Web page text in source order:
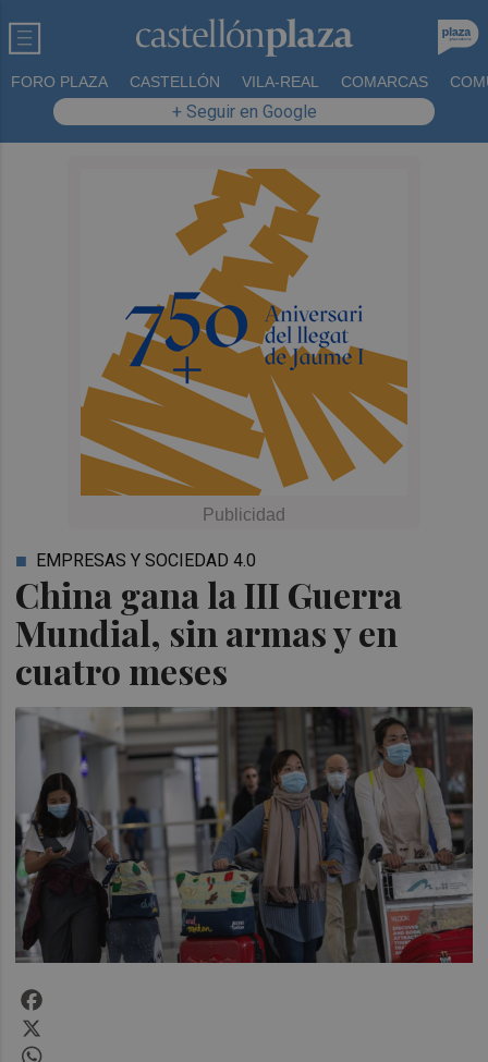
FORO PLAZA CASTELLÓN VILA-REAL COMARCAS
+ Seguir en Google
China gana la III Guerra
Mundial, sin armas y en
cuatro meses
EMPRESAS Y SOCIEDAD 4.0